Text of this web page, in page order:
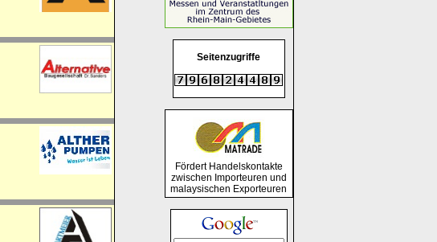
Seitenzugriffe
Fördert Handelskontakte
zwischen Importeuren und
malaysischen Exporteuren